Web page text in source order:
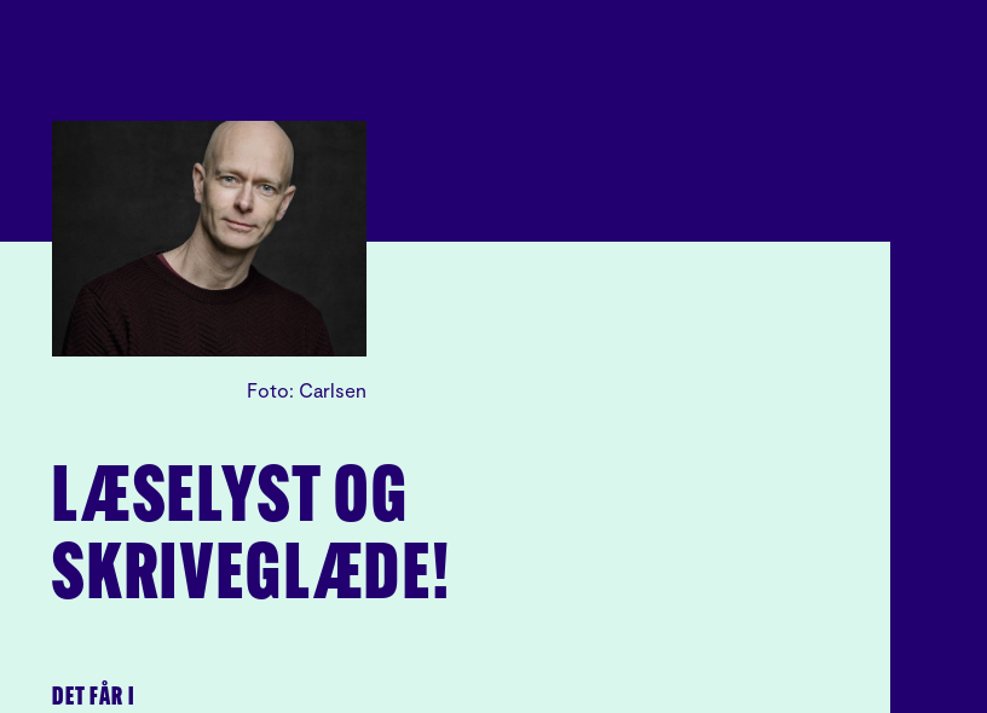
Foto: Carlsen
LÆSELYST OG
SKRIVEGLÆDE!
DET FÅR I